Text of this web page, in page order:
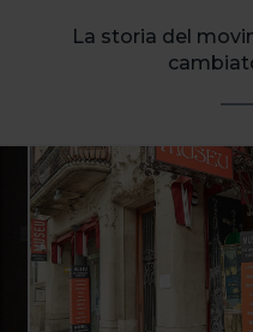
La storia del